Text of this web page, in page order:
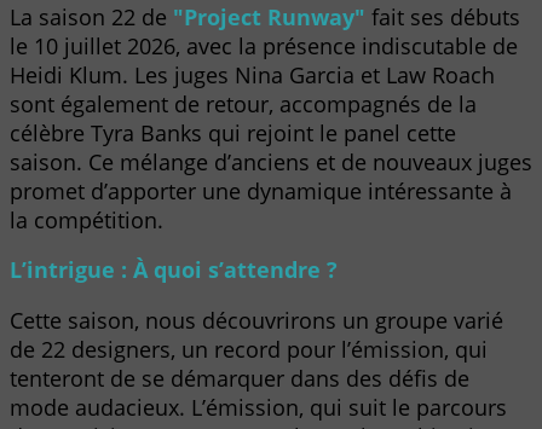
La saison 22 de "Project Runway" fait ses débuts
le 10 juillet 2026, avec la présence indiscutable de
Heidi Klum. Les juges Nina Garcia et Law Roach
sont également de retour, accompagnés de la
célèbre Tyra Banks qui rejoint le panel cette
saison. Ce mélange d’anciens et de nouveaux juges
promet d’apporter une dynamique intéressante à
la compétition.
L’intrigue : À quoi s’attendre ?
Cette saison, nous découvrirons un groupe varié
de 22 designers, un record pour l’émission, qui
tenteront de se démarquer dans des défis de
mode audacieux. L’émission, qui suit le parcours